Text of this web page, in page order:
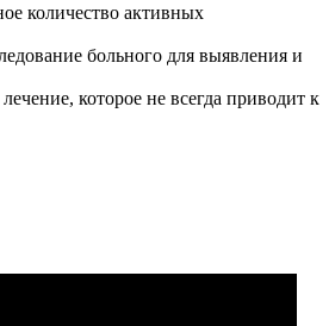
количество активных
больного для выявления и
которое не всегда приводит к